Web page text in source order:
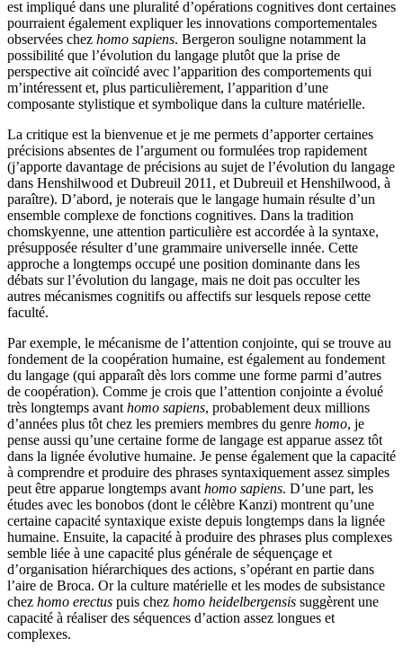
est impliqué dans une pluralité d’opérations cognitives dont certaines
pourraient également expliquer les innovations comportementales
observées chez homo sapiens. Bergeron souligne notamment la
possibilité que l’évolution du langage plutôt que la prise de
perspective ait coïncidé avec l’apparition des comportements qui
m’intéressent et, plus particulièrement, l’apparition d’une
composante stylistique et symbolique dans la culture matérielle.
La critique est la bienvenue et je me permets d’apporter certaines
précisions absentes de l’argument ou formulées trop rapidement
(j’apporte davantage de précisions au sujet de l’évolution du langage
dans Henshilwood et Dubreuil 2011, et Dubreuil et Henshilwood, à
paraître). D’abord, je noterais que le langage humain résulte d’un
ensemble complexe de fonctions cognitives. Dans la tradition
chomskyenne, une attention particulière est accordée à la syntaxe,
présupposée résulter d’une grammaire universelle innée. Cette
approche a longtemps occupé une position dominante dans les
débats sur l’évolution du langage, mais ne doit pas occulter les
autres mécanismes cognitifs ou affectifs sur lesquels repose cette
faculté.
Par exemple, le mécanisme de l’attention conjointe, qui se trouve au
fondement de la coopération humaine, est également au fondement
du langage (qui apparaît dès lors comme une forme parmi d’autres
de coopération). Comme je crois que l’attention conjointe a évolué
très longtemps avant homo sapiens, probablement deux millions
d’années plus tôt chez les premiers membres du genre homo, je
pense aussi qu’une certaine forme de langage est apparue assez tôt
dans la lignée évolutive humaine. Je pense également que la capacité
à comprendre et produire des phrases syntaxiquement assez simples
peut être apparue longtemps avant homo sapiens. D’une part, les
études avec les bonobos (dont le célèbre Kanzi) montrent qu’une
certaine capacité syntaxique existe depuis longtemps dans la lignée
humaine. Ensuite, la capacité à produire des phrases plus complexes
semble liée à une capacité plus générale de séquençage et
d’organisation hiérarchiques des actions, s’opérant en partie dans
l’aire de Broca. Or la culture matérielle et les modes de subsistance
chez homo erectus puis chez homo heidelbergensis suggèrent une
capacité à réaliser des séquences d’action assez longues et
complexes.